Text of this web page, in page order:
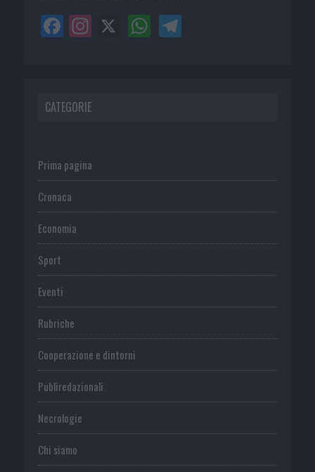
CATEGORIE
Prima pagina
Cronaca
Economia
Sport
Eventi
Rubriche
Cooperazione e dintorni
Publiredazionali
Necrologie
Chi siamo